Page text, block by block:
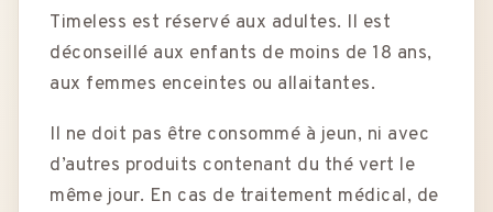
Timeless est réservé aux adultes. Il est
déconseillé aux enfants de moins de 18 ans,
aux femmes enceintes ou allaitantes.
Il ne doit pas être consommé à jeun, ni avec
d’autres produits contenant du thé vert le
même jour. En cas de traitement médical, de